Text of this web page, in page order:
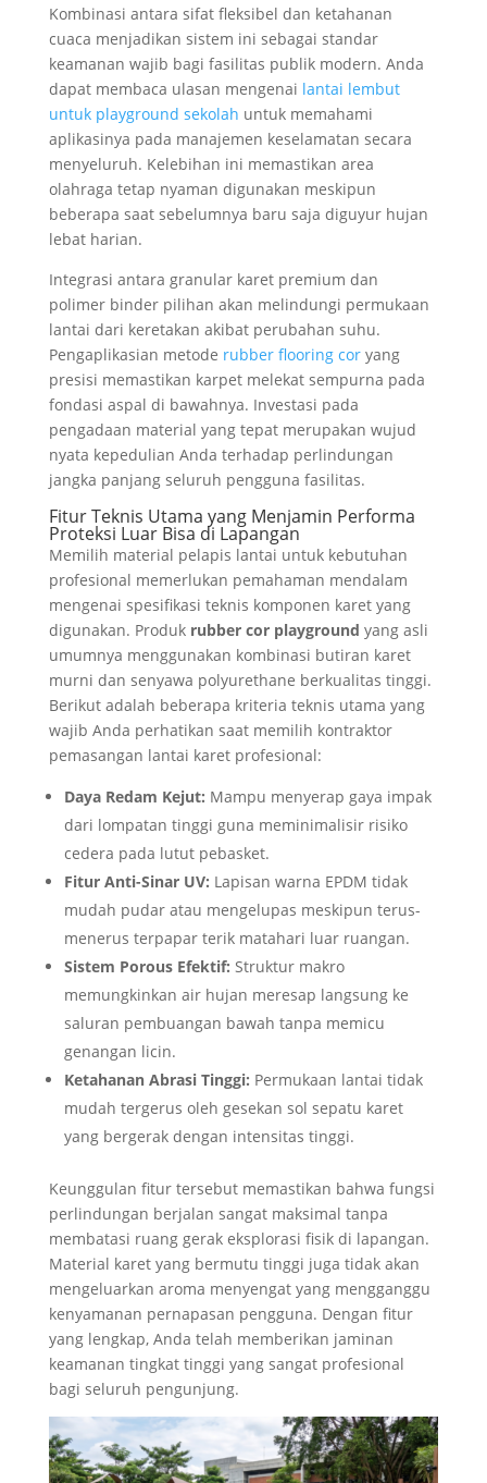
Kombinasi antara sifat fleksibel dan ketahanan
cuaca menjadikan sistem ini sebagai standar
keamanan wajib bagi fasilitas publik modern. Anda
dapat membaca ulasan mengenai lantai lembut
untuk playground sekolah untuk memahami
aplikasinya pada manajemen keselamatan secara
menyeluruh. Kelebihan ini memastikan area
olahraga tetap nyaman digunakan meskipun
beberapa saat sebelumnya baru saja diguyur hujan
lebat harian.
Integrasi antara granular karet premium dan
polimer binder pilihan akan melindungi permukaan
lantai dari keretakan akibat perubahan suhu.
Pengaplikasian metode rubber flooring coryang
presisi memastikan karpet melekat sempurna pada
fondasi aspal di bawahnya. Investasi pada
pengadaan material yang tepat merupakan wujud
nyata kepedulian Anda terhadap perlindungan
jangka panjang seluruh pengguna fasilitas.
Fitur Teknis Utama yang Menjamin Performa
Proteksi Luar Bisa di Lapangan
Memilih material pelapis lantai untuk kebutuhan
profesional memerlukan pemahaman mendalam
mengenai spesifikasi teknis komponen karet yang
digunakan. Produk rubber cor playground yang asli
umumnya menggunakan kombinasi butiran karet
murni dan senyawa polyurethane berkualitas tinggi.
Berikut adalah beberapa kriteria teknis utama yang
wajib Anda perhatikan saat memilih kontraktor
pemasangan lantai karet profesional:
Daya Redam Kejut: Mampu menyerap gaya impak
dari lompatan tinggi guna meminimalisir risiko
cedera pada lutut pebasket.
Fitur Anti-Sinar UV: Lapisan warna EPDM tidak
mudah pudar atau mengelupas meskipun terus-
menerus terpapar terik matahari luar ruangan.
Sistem Porous Efektif: Struktur makro
memungkinkan air hujan meresap langsung ke
saluran pembuangan bawah tanpa memicu
genangan licin.
Ketahanan Abrasi Tinggi: Permukaan lantai tidak
mudah tergerus oleh gesekan sol sepatu karet
yang bergerak dengan intensitas tinggi.
Keunggulan fitur tersebut memastikan bahwa fungsi
perlindungan berjalan sangat maksimal tanpa
membatasi ruang gerak eksplorasi fisik di lapangan.
Material karet yang bermutu tinggi juga tidak akan
mengeluarkan aroma menyengat yang mengganggu
kenyamanan pernapasan pengguna. Dengan fitur
yang lengkap, Anda telah memberikan jaminan
keamanan tingkat tinggi yang sangat profesional
bagi seluruh pengunjung.